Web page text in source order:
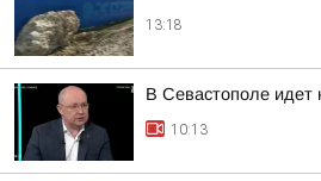
13:18
В Севастополе идет
10:13